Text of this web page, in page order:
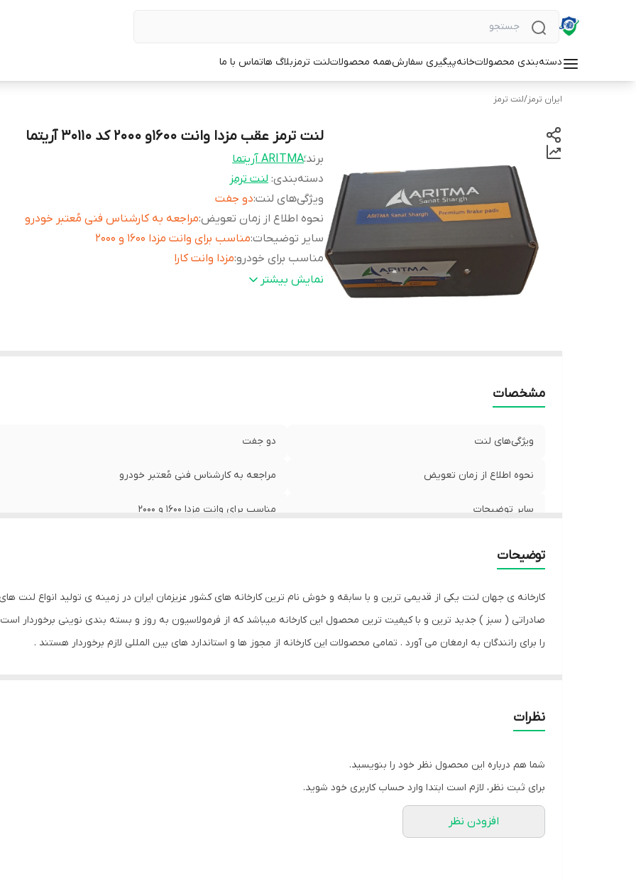
دسته‌بندی محصولاتخانهپیگیری سفارشهمه محصولاتلنت ترمزبلاگ هاتماس با ما
ایران ترمز/لنت ترمز
لنت ترمز عقب مزدا وانت 1600و 2000 کد 30110 آریتما
برند:
دسته‌بندی: لنت ترمز
ویژگی‌های لنت:دو جفت
نحوه اطلاع از زمان تعویض:مراجعه به کارشناس فنی مُعتبر خودرو
سایر توضیحات:مناسب برای وانت مزدا 1600 و 2000
مناسب برای خودرو:مزدا وانت کارا
جنس ارگانیک-نیمه متالیکنمایش بیشتر
مشخصات
ویژگی‌های لنت دو جفت
نحوه اطلاع از زمان تعویض مراجعه به کارشناس فنی مُعتبر خودرو
سایر توضیحات مناسب برای وانت مزدا 1600 و 2000
شماره فنی
توضیحات
کارخانه ی جهان لنت یکی از قدیمی ترین و با سابقه و خوش نام ترین کارخانه های کشور عزیزمان ایران در زمینه ی تولید انواع
صادراتی ( سبز ) جدید ترین و با کیفیت ترین محصول این کارخانه میباشد که از فرمولاسیون به روز و بسته بندی نوینی برخوردار است
را برای رانندگان به ارمغان می آورد . تمامی محصولات این کارخانه از مجوز ها و استاندارد های بین المللی لازم برخوردار هستند .
نظرات
شما هم درباره این محصول نظر خود را بنویسید.
برای ثبت نظر، لازم است ابتدا وارد حساب کاربری خود شوید.
افزودن نظر